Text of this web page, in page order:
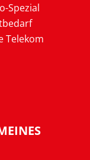
Spezial
Telekom